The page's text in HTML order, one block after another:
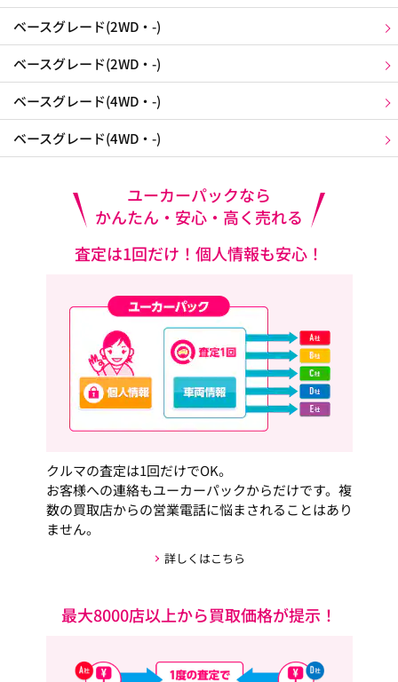
ベースグレード(2WD・-)
ベースグレード(2WD・-)
ベースグレード(4WD・-)
ベースグレード(4WD・-)
ユーカーパックなら
かんたん・安心・高く売れる
査定は1回だけ！個人情報も安心！
クルマの査定は1回だけでOK。
お客様への連絡もユーカーパックからだけです。複
数の買取店からの営業電話に悩まされることはあり
ません。
詳しくはこちら
最大8000店以上から買取価格が提示！